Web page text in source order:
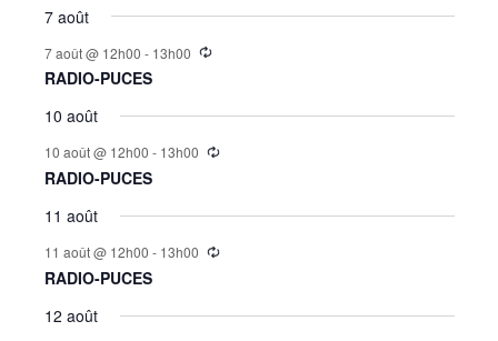
7 août
7 août @ 12h00 - 13h00
RADIO-PUCES
10 août
10 août @ 12h00 - 13h00
RADIO-PUCES
11 août
11 août @ 12h00 - 13h00
RADIO-PUCES
12 août